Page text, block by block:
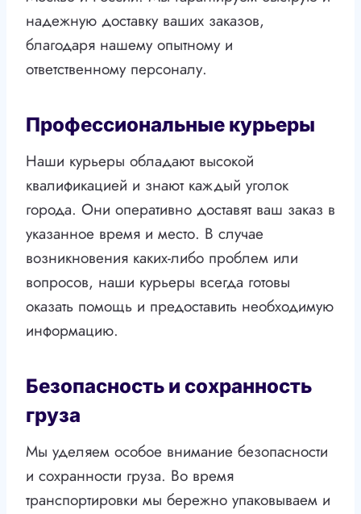
надежную доставку ваших заказов,
благодаря нашему опытному и
ответственному персоналу.
Профессиональные курьеры
Наши курьеры обладают высокой
квалификацией и знают каждый уголок
города. Они оперативно доставят ваш заказ в
указанное время и место. В случае
возникновения каких-либо проблем или
вопросов, наши курьеры всегда готовы
оказать помощь и предоставить необходимую
информацию.
Безопасность и сохранность
груза
Мы уделяем особое внимание безопасности
и сохранности груза. Во время
транспортировки мы бережно упаковываем и